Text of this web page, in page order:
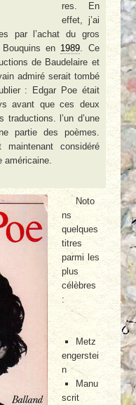
res. En
effet, j’ai
par l’achat du gros
en 1989. Ce
de Baudelaire et
admiré serait tombé
: Edgar Poe était
avant que ces deux
traductions. l’un d’une
partie des poèmes.
considéré
américaine.
Noto
ns
quelques
titres
parmi les
plus
célèbres
:
Metz
engerstei
n
Manu
scrit